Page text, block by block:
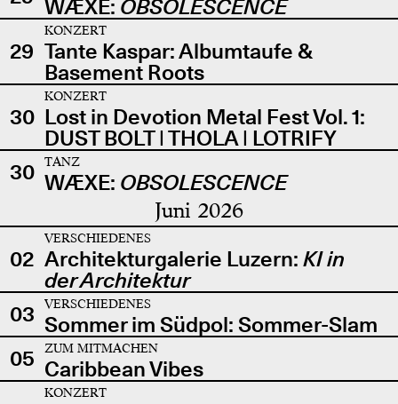
WÆXE: OBSOLESCENCE
29
KONZERT
Tante Kaspar: Albumtaufe &
Basement Roots
30
KONZERT
Lost in Devotion Metal Fest Vol. 1:
DUST BOLT | THOLA | LOTRIFY
30
TANZ
WÆXE: OBSOLESCENCE
Juni 2026
02
VERSCHIEDENES
Architekturgalerie Luzern: KI in
der Architektur
03
VERSCHIEDENES
Sommer im Südpol: Sommer-Slam
05
ZUM MITMACHEN
Caribbean Vibes
KONZERT